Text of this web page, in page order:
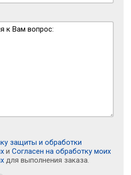
защиты и обработки
и Согласен на обработку моих
для выполнения заказа.